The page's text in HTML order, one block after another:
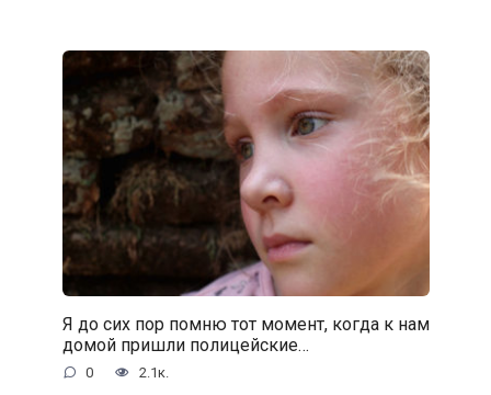
Я до сих пор помню тот момент, когда к нам
домой пришли полицейские…
0 2.1к.